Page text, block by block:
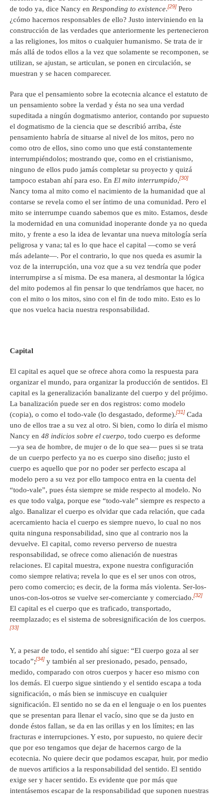
de todo ya, dice Nancy en Responding to existence.[29] Pero
¿cómo hacernos responsables de ello? Justo interviniendo en la
construcción de las verdades que anteriormente les pertenecieron
a las religiones, los mitos o cualquier humanismo. Se trata de ir
más allá de todos ellos a la vez que solamente se recomponen, se
utilizan, se ajustan, se articulan, se ponen en circulación, se
muestran y se hacen comparecer.
Para que el pensamiento sobre la ecotecnia alcance el estatuto de
un pensamiento sobre la verdad y ésta no sea una verdad
supeditada a ningún dogmatismo anterior, contando por supuesto
el dogmatismo de la ciencia que se describió arriba, éste
pensamiento habría de situarse al nivel de los mitos, pero no
como otro de ellos, sino como uno que está constantemente
interrumpiéndolos; mostrando que, como en el cristianismo,
ninguno de ellos pudo jamás completar su proyecto y quizá
tampoco estaban ahí para eso. En El mito interrumpido,[30]
Nancy toma al mito como el nacimiento de la humanidad que al
contarse se revela como el ser íntimo de una comunidad. Pero el
mito se interrumpe cuando sabemos que es mito. Estamos, desde
la modernidad en una comunidad inoperante donde ya no queda
mito, y frente a eso la idea de levantar una nueva mitología sería
peligrosa y vana; tal es lo que hace el capital —como se verá
más adelante—. Por el contrario, lo que nos queda es asumir la
voz de la interrupción, una voz que a su vez tendría que poder
interrumpirse a sí misma. De esa manera, al desmontar la lógica
del mito podemos al fin pensar lo que tendríamos que hacer, no
con el mito o los mitos, sino con el fin de todo mito. Esto es lo
que nos vuelca hacia nuestra responsabilidad.
Capital
El capital es aquel que se ofrece ahora como la respuesta para
organizar el mundo, para organizar la producción de sentidos. El
capital es la generalización banalizante del cuerpo y del prójimo.
La banalización puede ser en dos registros: como modelo
(copia), o como el todo-vale (lo desgastado, deforme).[31] Cada
uno de ellos trae a su vez al otro. Si bien, como lo diría el mismo
Nancy en 48 indicios sobre el cuerpo, todo cuerpo es deforme
—ya sea de hombre, de mujer o de lo que sea— pues si se trata
de un cuerpo perfecto ya no es cuerpo sino diseño; justo el
cuerpo es aquello que por no poder ser perfecto escapa al
modelo pero a su vez por ello tampoco entra en la cuenta del
“todo-vale”, pues ésta siempre se mide respecto al modelo. No
es que todo valga, porque ese “todo-vale” siempre es respecto a
algo. Banalizar el cuerpo es olvidar que cada relación, que cada
acercamiento hacia el cuerpo es siempre nuevo, lo cual no nos
quita ninguna responsabilidad, sino que al contrario nos la
devuelve. El capital, como reverso perverso de nuestra
responsabilidad, se ofrece como alienación de nuestras
relaciones. El capital muestra, expone nuestra configuración
como siempre relativa; revela lo que es el ser unos con otros,
pero como comercio; es decir, de la forma más violenta. Ser-los-
unos-con-los-otros se vuelve ser-comerciante y comerciado.[32]
El capital es el cuerpo que es traficado, transportado,
reemplazado; es el sistema de sobresignificación de los cuerpos.
[33]
Y, a pesar de todo, el sentido ahí sigue: “El cuerpo goza al ser
tocado”;[34] y también al ser presionado, pesado, pensado,
medido, comparado con otros cuerpos y hacer eso mismo con
los demás. El cuerpo sigue sintiendo y el sentido escapa a toda
significación, o más bien se inmiscuye en cualquier
significación. El sentido no se da en el lenguaje o en los puentes
que se presentan para llenar el vacío, sino que se da justo en
donde éstos fallan, se da en las orillas y en los límites; en las
fracturas e interrupciones. Y esto, por supuesto, no quiere decir
que por eso tengamos que dejar de hacernos cargo de la
ecotecnia. No quiere decir que podamos escapar, huir, por medio
de nuevos artificios a la responsabilidad del sentido. El sentido
exige ser y hacer sentido. Es evidente que por más que
intentásemos escapar de la responsabilidad que suponen nuestras